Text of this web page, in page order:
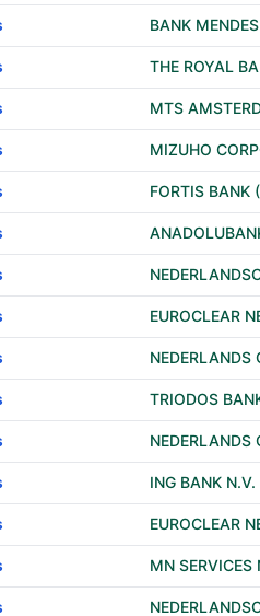
BANK
THE ROYAL
MTS
MIZUHO
FORTIS BANK
EUROCLEAR
NEDERLANDS
TRIODOS
NEDERLANDS
ING BANK N.V.
EUROCLEAR
MN